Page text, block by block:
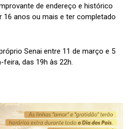
de endereço e histórico
16 anos ou mais e ter completado
Senai entre 11 de março e 5
feira, das 19h às 22h.